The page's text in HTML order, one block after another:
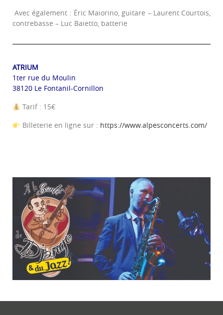
Avec également : Éric Maiorino, guitare – Laurent Courtois,
contrebasse – Luc Baietto, batterie
ATRIUM
1ter rue du Moulin
38120 Le Fontanil-Cornillon
Tarif : 15€
Billeterie en ligne sur : https://www.alpesconcerts.com/